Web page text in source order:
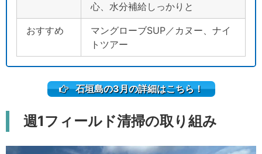
心、水分補給しっかりと
おすすめ
マングローブSUP／カヌー、ナイ
トツアー
石垣島の3月の詳細はこちら！
週1フィールド清掃の取り組み